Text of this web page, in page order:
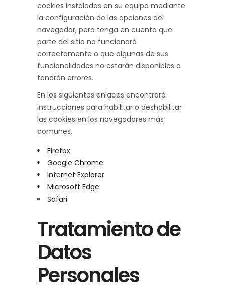
cookies instaladas en su equipo mediante
la configuración de las opciones del
navegador, pero tenga en cuenta que
parte del sitio no funcionará
correctamente o que algunas de sus
funcionalidades no estarán disponibles o
tendrán errores.
En los siguientes enlaces encontrará
instrucciones para habilitar o deshabilitar
las cookies en los navegadores más
comunes.
Firefox
Google Chrome
Internet Explorer
Microsoft Edge
Safari
Tratamiento de
Datos
Personales